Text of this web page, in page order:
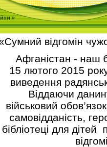
»
відгомін
Афганістан - наш
15 лютого 2015
виведення
Віддаючи
військовий
самовідданість,
бібліотеці для